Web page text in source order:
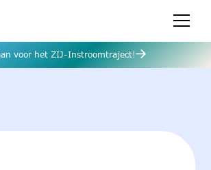
voor het ZIJ-Instroomtraject!